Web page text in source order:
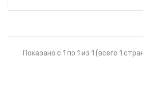
Показано с 1 по 1 из 1 (всего 1